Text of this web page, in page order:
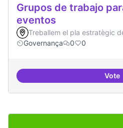
Grupos de trabajo
eventos
Treballem el pla estratègic
Governança
0 0
Vote